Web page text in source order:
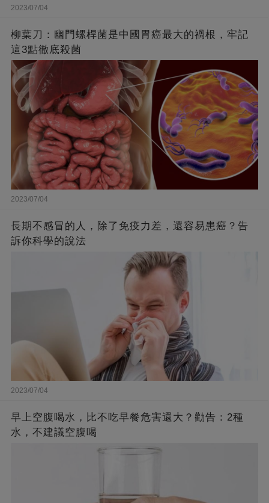
2023/07/04
柳葉刀：幽門螺桿菌是中國胃癌最大的禍根，牢記
這3點徹底殺菌
2023/07/04
長期不感冒的人，除了免疫力差，還容易患癌？告
訴你科學的說法
2023/07/04
早上空腹喝水，比不吃早餐危害還大？勸告：2種
水，不建議空腹喝